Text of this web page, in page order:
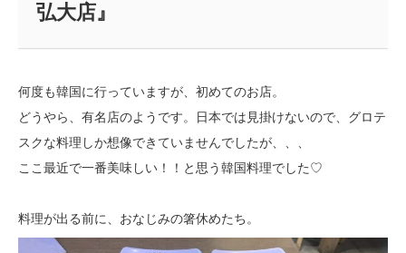
弘大店』
何度も韓国に行っていますが、初めてのお店。
どうやら、有名店のようです。日本では見掛けないので、グロテ
スクな料理しか想像できていませんでしたが、、、
ここ最近で一番美味しい！！と思う韓国料理でした♡
料理が出る前に、おなじみの箸休めたち。